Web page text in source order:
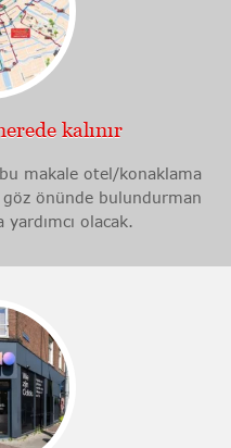
kalınır
makale otel/konaklama
önünde bulundurman
olacak.